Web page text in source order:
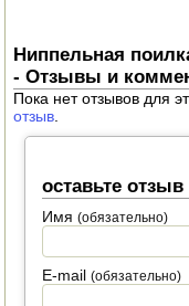
ТОВАРЫ ДЛЯ
ДЛЯ ФЕРМЕРА
ДОИЛЬНЫЕ
СРЕДСТВА ОТ
Ниппельная
- Отзывы и
Пока нет отзывов для
отзыв.
оставьте отзыв
Имя(обязательно)
E-mail(обязательно)